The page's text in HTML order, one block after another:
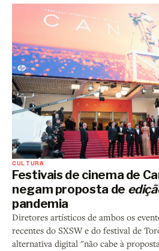
CULTURA
Festivais de cinema de
negam proposta de
pandemia
Diretores artísticos de ambos os
recentes do SXSW e do festival de
alternativa digital "não cabe à